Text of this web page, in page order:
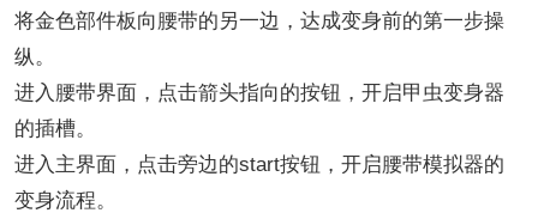
将金色部件板向腰带的另一边，达成变身前的第一步操
纵。
进入腰带界面，点击箭头指向的按钮，开启甲虫变身器
的插槽。
进入主界面，点击旁边的start按钮，开启腰带模拟器的
变身流程。